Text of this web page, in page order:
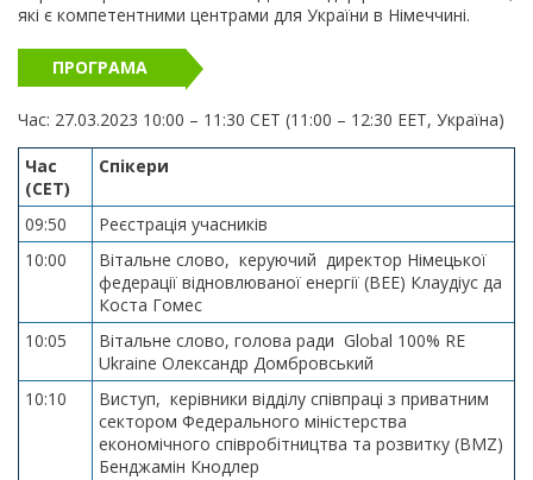
які є компетентними центрами для України в Німеччині.
ПРОГРАМА
Час: 27.03.2023 10:00 – 11:30 CET (11:00 – 12:30 EET, Україна)
Час
(CET)
Спікери
09:50
Реєстрація учасників
10:00
Вітальне слово, керуючий директор Німецької
федерації відновлюваної енергії (BEE) Клаудіус да
Коста Гомес
10:05
Вітальне слово, голова ради Global 100% RE
Ukraine Олександр Домбровський
10:10
Виступ, керівники відділу співпраці з приватним
сектором Федерального міністерства
економічного співробітництва та розвитку (BMZ)
Бенджамін Кнодлер